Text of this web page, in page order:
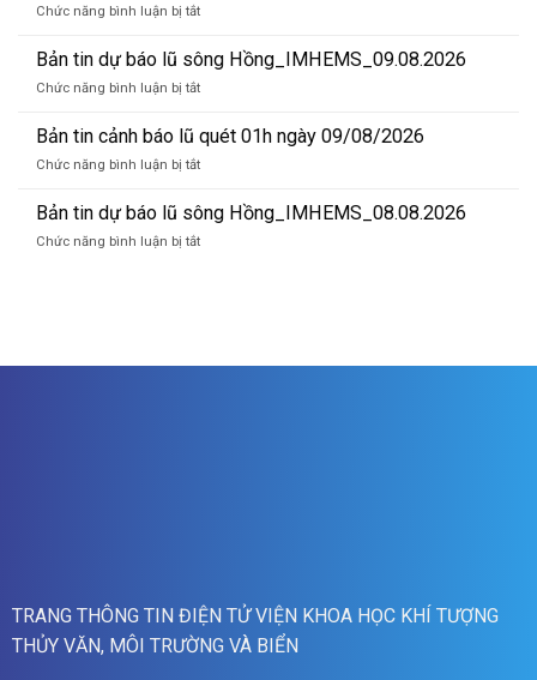
báo
và
mực
13
giờ
10/8/2026
Chức năng bình luận bị tắtở
tin
báo
sông
Hồng_IMHEMS_10.08.2026
Bản tin dự báo lũ sông Hồng_IMHEMS_09.08.2026
Chức năng bình luận bị tắtở
tin
dự
báo
sông
Hồng_IMHEMS_09.08.2026
Bản tin cảnh báo lũ quét 01h ngày 09/08/2026
Chức năng bình luận bị tắtở
tin
cảnh
báo
Bản tin dự báo lũ sông Hồng_IMHEMS_08.08.2026
Chức năng bình luận bị tắtở
sông
TRANG THÔNG TIN ĐIỆN TỬ VIỆN KHOA HỌC KHÍ TƯỢNG
THỦY VĂN, MÔI TRƯỜNG VÀ BIỂN